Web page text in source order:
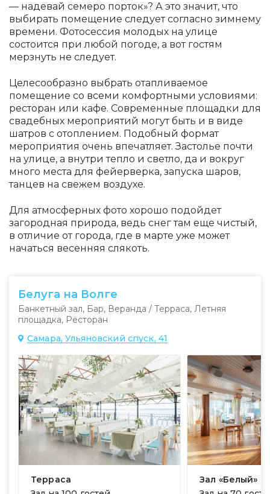
— надевай семеро порток»? А это значит, что
выбирать помещение следует согласно зимнему
времени. Фотосессия молодых на улице
состоится при любой погоде, а вот гостям
мерзнуть не следует.
Целесообразно выбрать отапливаемое
помещение со всеми комфортными условиями:
ресторан или кафе. Современные площадки для
свадебных мероприятий могут быть и в виде
шатров с отоплением. Подобный формат
мероприятия очень впечатляет. Застолье почти
на улице, а внутри тепло и светло, да и вокруг
много места для фейерверка, запуска шаров,
танцев на свежем воздухе.
Для атмосферных фото хорошо подойдет
загородная природа, ведь снег там еще чистый,
в отличие от города, где в марте уже может
начаться весенняя слякоть.
Белуга на Волге
Банкетный зал, Бар, Веранда / Терраса, Летняя
площадка, Ресторан
Самара, Ульяновский спуск, 41
Терраса
Зал «Белый»